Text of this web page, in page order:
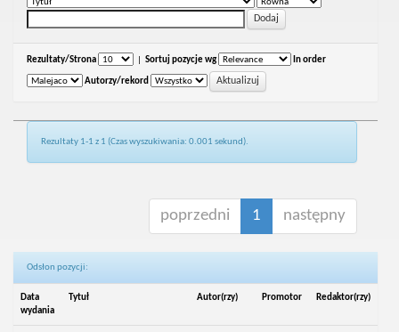
Rezultaty/Strona Sortuj pozycje wg In order
Autorzy/rekord
Rezultaty 1-1 z 1 (Czas wyszukiwania: 0.001 sekund).
poprzedni 1 następny
Odsłon pozycji:
Data
wydania
Tytuł Autor(rzy) Promotor Redaktor(rzy)